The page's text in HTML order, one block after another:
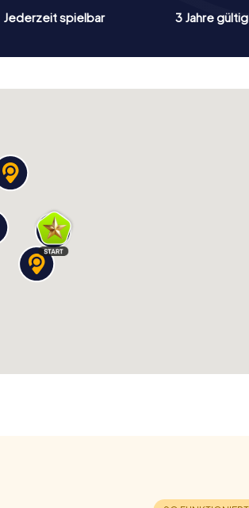
Jederzeit spielbar 3 Jahre gültig